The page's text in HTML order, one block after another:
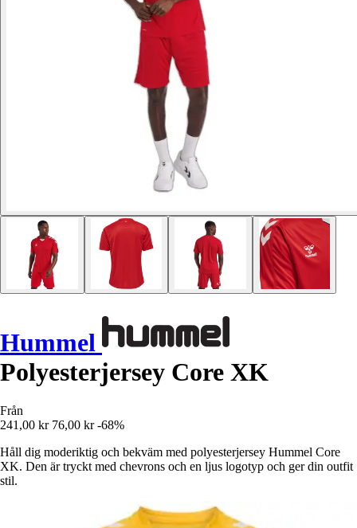
Hummel
Polyesterjersey Core XK
Från
241,00 kr 76,00 kr -68%
Håll dig moderiktig och bekväm med polyesterjersey Hummel Core
XK. Den är tryckt med chevrons och en ljus logotyp och ger din outfit
stil.